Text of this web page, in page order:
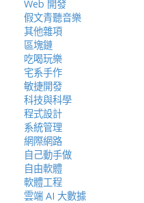
Web 開發
假文青聽音樂
其他雜項
區塊鏈
吃喝玩樂
宅系手作
敏捷開發
科技與科學
程式設計
系統管理
網際網路
自己動手做
自由軟體
軟體工程
雲端 AI 大數據